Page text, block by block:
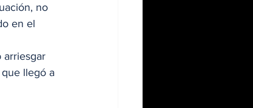
no
en el
arriesgar
llegó a